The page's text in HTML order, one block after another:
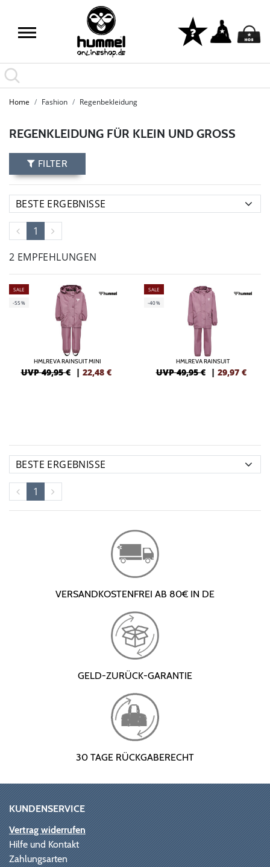
Home Fashion Regenbekleidung
REGENKLEIDUNG FÜR KLEIN UND GROSS
FILTER
1
2 EMPFEHLUNGEN
SALE
-55%
HMLREVA RAINSUIT MINI
UVP 49,95 € | 22,48 €
SALE
-40%
HMLREVA RAINSUIT
UVP 49,95 € | 29,97 €
1
VERSANDKOSTENFREI AB 80€ IN DE
GELD-ZURÜCK-GARANTIE
30 TAGE RÜCKGABERECHT
KUNDENSERVICE
Vertrag widerrufen
Hilfe und Kontakt
Zahlungsarten